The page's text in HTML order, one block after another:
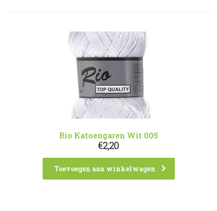
Rio Katoengaren Wit 005
€2,20
Toevoegen aan winkelwagen